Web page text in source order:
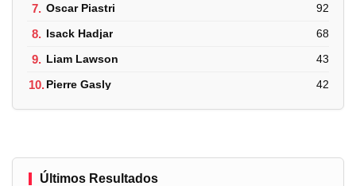
7. Oscar Piastri 92
8. Isack Hadjar 68
9. Liam Lawson 43
10.Pierre Gasly 42
Últimos Resultados